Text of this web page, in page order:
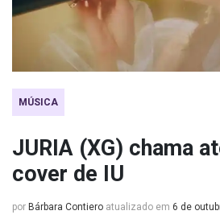
MÚSICA
JURIA (XG) chama
cover de IU
por Bárbara Contiero atualizado em 6 de